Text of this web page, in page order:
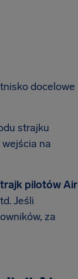
docelowe
strajku
na
pilotów Air
Jeśli
za